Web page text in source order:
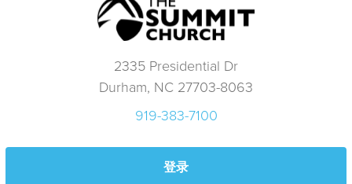
2335 Presidential Dr
Durham, NC 27703-8063
919-383-7100
登录